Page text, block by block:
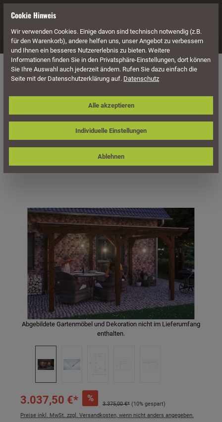
Navigation
Überdachung Terrassenüberdachungen
Skan Holz Terrassenüberdachung
Siena 434 x 300 cm, freistehend,
Bildergalerie überspringen
Abgebildete Gartenmöbel und Dekoration nicht im Lieferumfang
enthalten.
3.037,50 €* %
3.375,00 €* (10% gespart)
Preise inkl. MwSt. zzgl. Versandkosten, wenn nicht anders angegeben.
Cookie Hinweis
Wir verwenden Cookies. Einige davon sind technisch notwendig (z.B.
für den Warenkorb), andere helfen uns, unser Angebot zu verbessern
und Ihnen ein besseres Nutzererlebnis zu bieten. Weitere
Informationen finden Sie in den Privatsphäre-Einstellungen, dort können
Sie Ihre Auswahl auch jederzeit ändern. Rufen Sie dazu einfach die
Seite mit der Datenschutzerklärung auf. Datenschutz
Individuelle Einstellungen
Ablehnen
Alle akzeptieren